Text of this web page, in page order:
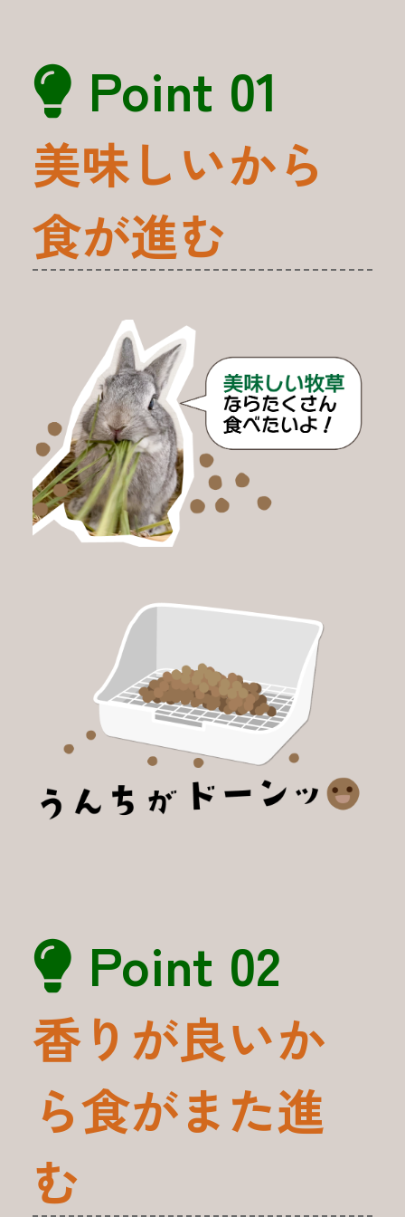
Point 01
美味しいから
食が進む
Point 02
香りが良いか
ら食がまた進
む